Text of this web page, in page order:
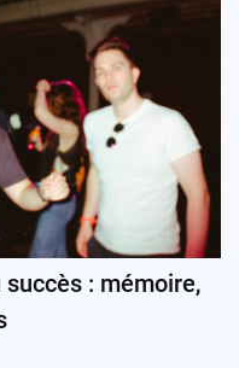
: mémoire,